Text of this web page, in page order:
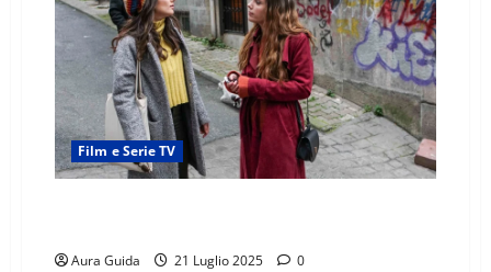
Film e Serie TV
Aura Guida 21 Luglio 2025 0